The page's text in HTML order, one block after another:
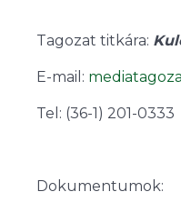
Tagozat titkára:
E-mail:
Tel: (36-1) 201-0333
Dokumentumok: